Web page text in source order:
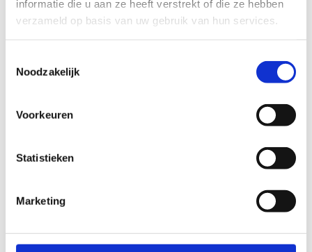
informatie die u aan ze heeft verstrekt of die ze hebben
verzameld op basis van uw gebruik van hun services.
Noodzakelijk
Voorkeuren
Statistieken
Marketing
Ook interessant voor jou